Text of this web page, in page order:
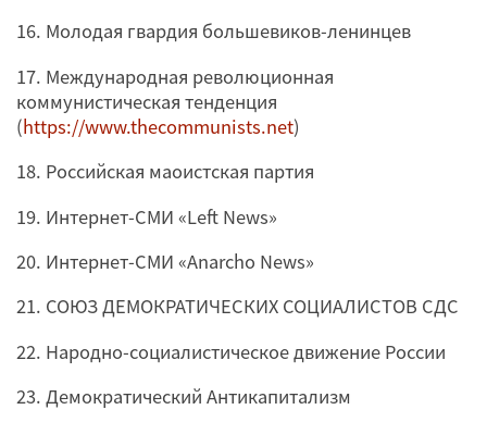
16. Молодая гвардия большевиков-ленинцев
17. Международная революционная
коммунистическая тенденция
(https://www.thecommunists.net)
18. Российская маоистская партия
19. Интернет-СМИ «Left News»
20. Интернет-СМИ «Anarcho News»
21. СОЮЗ ДЕМОКРАТИЧЕСКИХ СОЦИАЛИСТОВ СДС
22. Народно-социалистическое движение России
23. Демократический Антикапитализм